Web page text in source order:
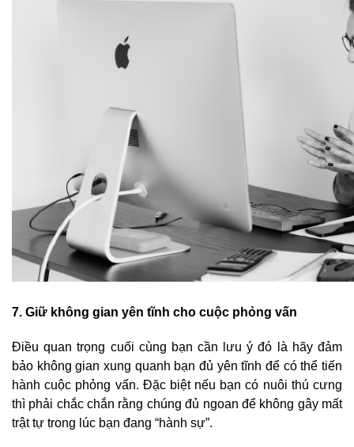
7. Giữ không gian yên tĩnh cho cuộc phỏng vấn
Điều quan trọng cuối cùng bạn cần lưu ý đó là hãy đảm
bảo không gian xung quanh bạn đủ yên tĩnh để có thể tiến
hành cuộc phỏng vấn. Đặc biệt nếu bạn có nuôi thú cưng
thì phải chắc chắn rằng chúng đủ ngoan để không gây mất
trật tự trong lúc bạn đang “hành sự”.